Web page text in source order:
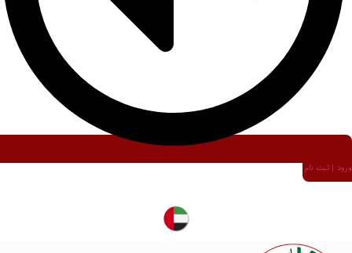
ورود | ثبت نام